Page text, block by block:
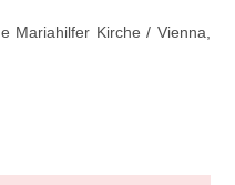
Mariahilfer Kirche / Vienna,